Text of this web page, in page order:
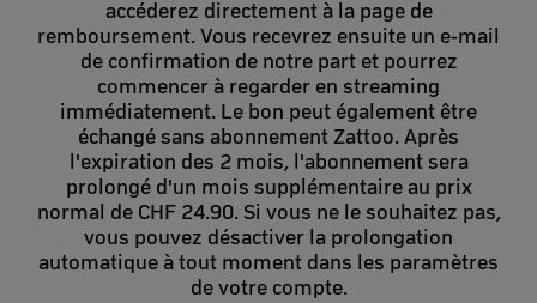
accéderez directement à la page de
remboursement. Vous recevrez ensuite un e-mail
de confirmation de notre part et pourrez
commencer à regarder en streaming
immédiatement. Le bon peut également être
échangé sans abonnement Zattoo. Après
l'expiration des 2 mois, l'abonnement sera
prolongé d'un mois supplémentaire au prix
normal de CHF 24.90. Si vous ne le souhaitez pas,
vous pouvez désactiver la prolongation
automatique à tout moment dans les paramètres
de votre compte.